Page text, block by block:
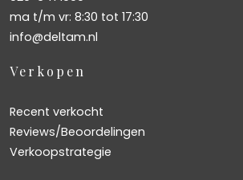
ma t/m vr: 8:30 tot 17:30
info@deltam.nl
Verkopen
Recent verkocht
Reviews/Beoordelingen
Verkoopstrategie